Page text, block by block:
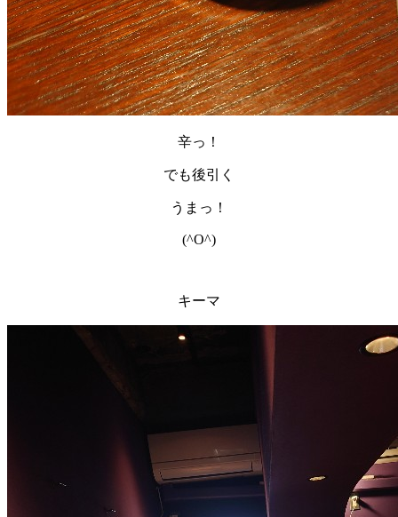
辛っ！
でも後引く
うまっ！
(^O^)
キーマ